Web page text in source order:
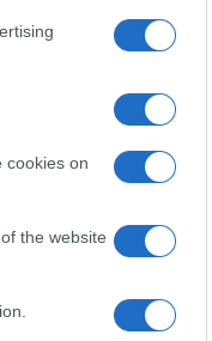
cookies on
the website